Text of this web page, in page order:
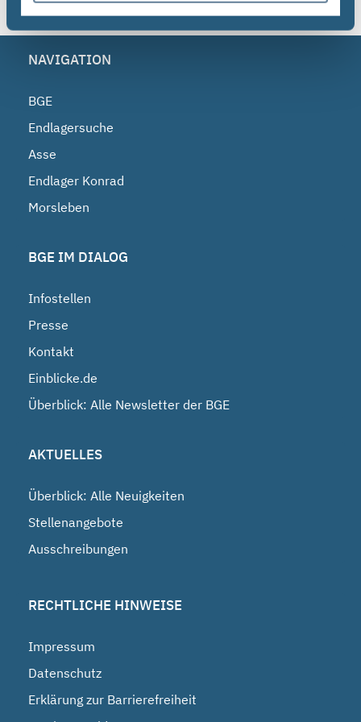
NAVIGATION
BGE
Endlagersuche
Asse
Endlager Konrad
Morsleben
BGE IM DIALOG
Infostellen
Presse
Kontakt
Einblicke.de
Überblick: Alle Newsletter der BGE
AKTUELLES
Überblick: Alle Neuigkeiten
Stellenangebote
Ausschreibungen
RECHTLICHE HINWEISE
Impressum
Datenschutz
Erklärung zur Barrierefreiheit